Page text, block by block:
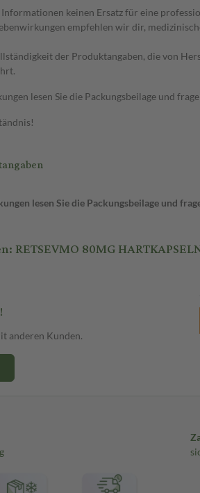
Informationen keinen Ersatz für eine
empfehlen wir dir,
der Produktangaben, die von
lesen Sie die Packungsbeilage und
lesen Sie die Packungsbeilage und
80MG
anderen Kunden.